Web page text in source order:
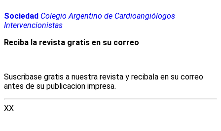
Sociedad Colegio Argentino de Cardioangiólogos
Intervencionistas
Reciba la revista gratis en su correo
Suscribase gratis a nuestra revista y recibala en su correo
antes de su publicacion impresa.
XX